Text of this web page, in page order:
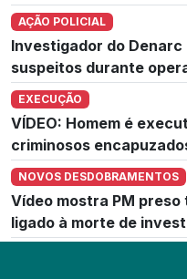
AÇÃO POLICIAL
Investigador do
suspeitos durante
EXECUÇÃO
VÍDEO: Homem é
criminosos
NOVOS DESDOBRAMENTOS
Vídeo mostra PM
ligado à morte de